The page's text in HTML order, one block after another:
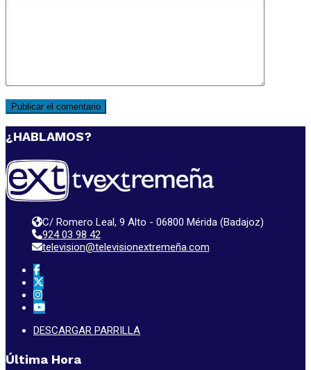
¿HABLAMOS?
C/ Romero Leal, 9 Alto - 06800 Mérida (Badajoz)
924 03 98 42
television@televisionextremeña.com
DESCARGAR PARRILLA
Última Hora